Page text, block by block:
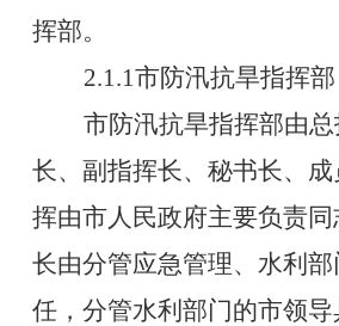
挥部。
2.1.1市防汛抗旱指挥部
市防汛抗旱指挥部由
长、副指挥长、秘书长、
挥由市人民政府主要负责
长由分管应急管理、水利 部
任，分管水利部门的市领